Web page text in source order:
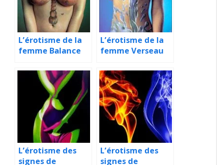
L’érotisme de la
femme Balance
L’érotisme de la
femme Verseau
L’érotisme des
signes de
L’érotisme des
signes de